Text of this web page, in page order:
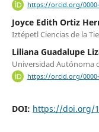
https://orcid.org/0000-
Joyce Edith Ortiz
Iztépetl Ciencias de la
Liliana Guadalupe
Universidad Autónoma
https://orcid.org/0000-
DOI: https://doi.org/